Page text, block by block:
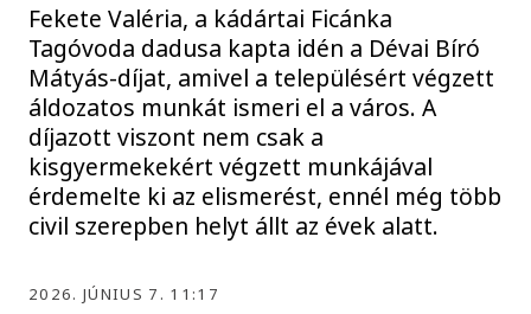
Fekete Valéria, a kádártai Ficánka
Tagóvoda dadusa kapta idén a Dévai Bíró
Mátyás-díjat, amivel a településért végzett
áldozatos munkát ismeri el a város. A
díjazott viszont nem csak a
kisgyermekekért végzett munkájával
érdemelte ki az elismerést, ennél még több
civil szerepben helyt állt az évek alatt.
2026. JÚNIUS 7. 11:17